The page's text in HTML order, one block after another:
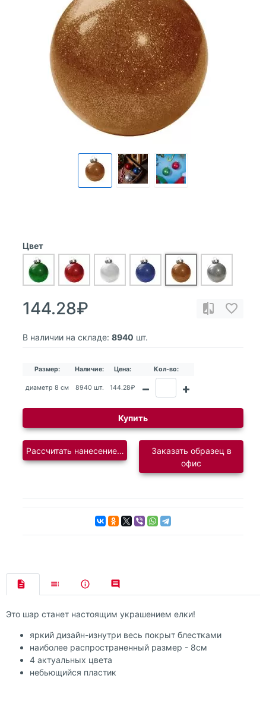
Цвет
144.28₽
В наличии на складе: 8940 шт.
Размер: Наличие: Цена: Кол-во:
диаметр 8 см 8940 шт. 144.28₽
Купить
Рассчитать нанесение логотипаЗаказать образец в
офис
Это шар станет настоящим украшением елки!
яркий дизайн-изнутри весь покрыт блестками
наиболее распространенный размер - 8см
4 актуальных цвета
небьющийся пластик